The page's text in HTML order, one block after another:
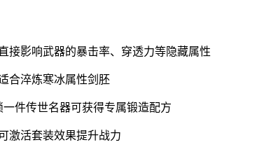
接影响武器的暴击率、穿透力等隐藏属性
合淬炼寒冰属性剑胚
件传世名器可获得专属锻造配方
激活套装效果提升战力